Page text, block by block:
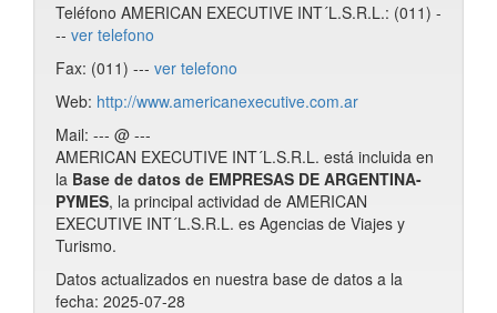
Teléfono AMERICAN EXECUTIVE INT´L.S.R.L.: (011) -
-- ver telefono
Fax: (011) --- ver telefono
Web: http://www.americanexecutive.com.ar
Mail: --- @ ---
AMERICAN EXECUTIVE INT´L.S.R.L. está incluida en
la Base de datos de EMPRESAS DE ARGENTINA-
PYMES, la principal actividad de AMERICAN
EXECUTIVE INT´L.S.R.L. es Agencias de Viajes y
Turismo.
Datos actualizados en nuestra base de datos a la
fecha: 2025-07-28